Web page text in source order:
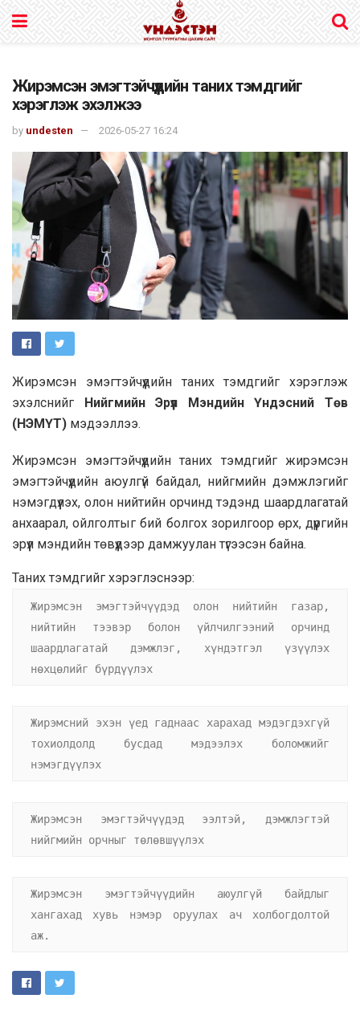
Жирэмсэн эмэгтэйчүүдийн таних тэмдгийг
хэрэглэж эхэлжээ
by undesten 2026-05-27 16:24
Жирэмсэн эмэгтэйчүүдийн таних тэмдгийг хэрэглэж
эхэлснийг
Нийгмийн Эрүүл Мэндийн Үндэсний Төв
(НЭМҮТ) мэдээллээ.
Жирэмсэн эмэгтэйчүүдийн таних тэмдгийг жирэмсэн
эмэгтэйчүүдийн аюулгүй байдал, нийгмийн дэмжлэгийг
нэмэгдүүлэх, олон нийтийн орчинд тэдэнд шаардлагатай
анхаарал, ойлголтыг бий болгох зорилгоор өрх, дүүргийн
эрүүл мэндийн төвүүдээр дамжуулан түгээсэн байна.
Таних тэмдгийг хэрэглэснээр:
Жирэмсэн эмэгтэйчүүдэд олон нийтийн газар,
нийтийн тээвэр болон үйлчилгээний орчинд
шаардлагатай дэмжлэг, хүндэтгэл үзүүлэх
нөхцөлийг бүрдүүлэх
Жирэмсний эхэн үед гаднаас харахад мэдэгдэхгүй
тохиолдолд бусдад мэдээлэх боломжийг
нэмэгдүүлэх
Жирэмсэн эмэгтэйчүүдэд ээлтэй, дэмжлэгтэй
нийгмийн орчныг төлөвшүүлэх
Жирэмсэн эмэгтэйчүүдийн аюулгүй байдлыг
хангахад хувь нэмэр оруулах ач холбогдолтой
аж.